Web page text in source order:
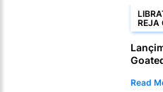
REJA
Read